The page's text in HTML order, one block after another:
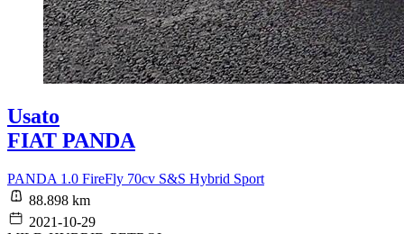
Usato
FIAT PANDA
PANDA 1.0 FireFly 70cv S&S Hybrid Sport
88.898 km
2021-10-29